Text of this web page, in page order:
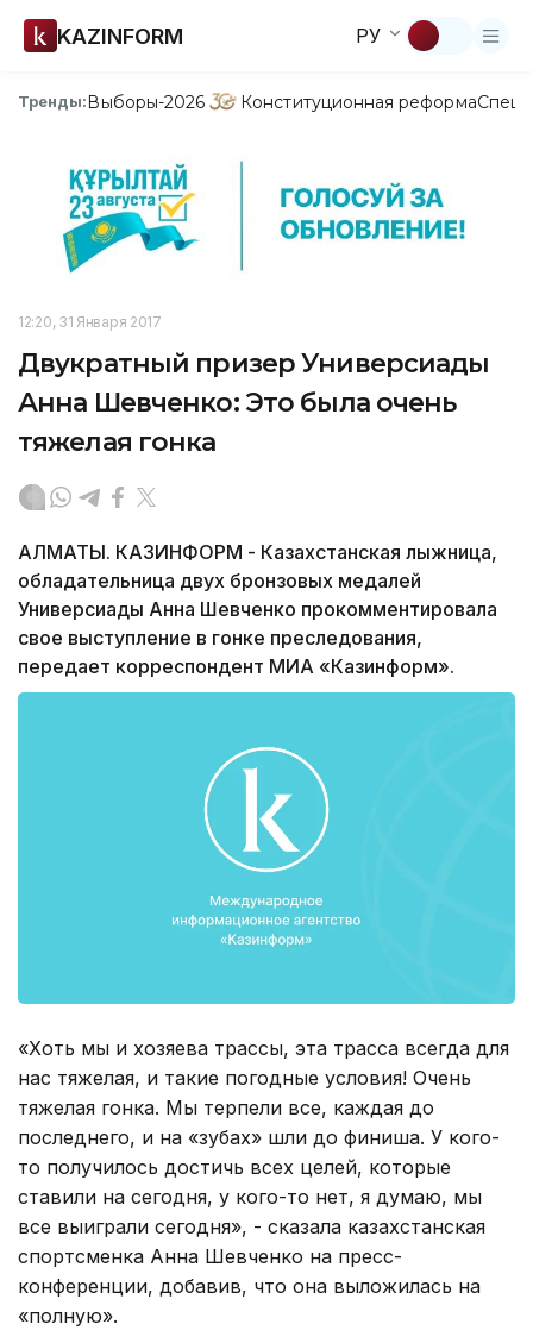
KAZINFORM РУ
Тренды:Выборы-2026 Конституционная реформа
12:20, 31 Января 2017
Двукратный призер Универсиады
Анна Шевченко: Это была очень
тяжелая гонка
АЛМАТЫ. КАЗИНФОРМ - Казахстанская лыжница,
обладательница двух бронзовых медалей
Универсиады Анна Шевченко прокомментировала
свое выступление в гонке преследования,
передает корреспондент МИА «Казинформ».
«Хоть мы и хозяева трассы, эта трасса всегда для
нас тяжелая, и такие погодные условия! Очень
тяжелая гонка. Мы терпели все, каждая до
последнего, и на «зубах» шли до финиша. У кого-
то получилось достичь всех целей, которые
ставили на сегодня, у кого-то нет, я думаю, мы
все выиграли сегодня», - сказала казахстанская
спортсменка Анна Шевченко на пресс-
конференции, добавив, что она выложилась на
«полную».